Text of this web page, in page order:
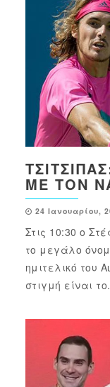
ΜΕ ΤΟΝ
24 Ιανουαρίου,
Στις 10:30 ο
το μεγάλο
ημιτελικό του
στιγμή είναι